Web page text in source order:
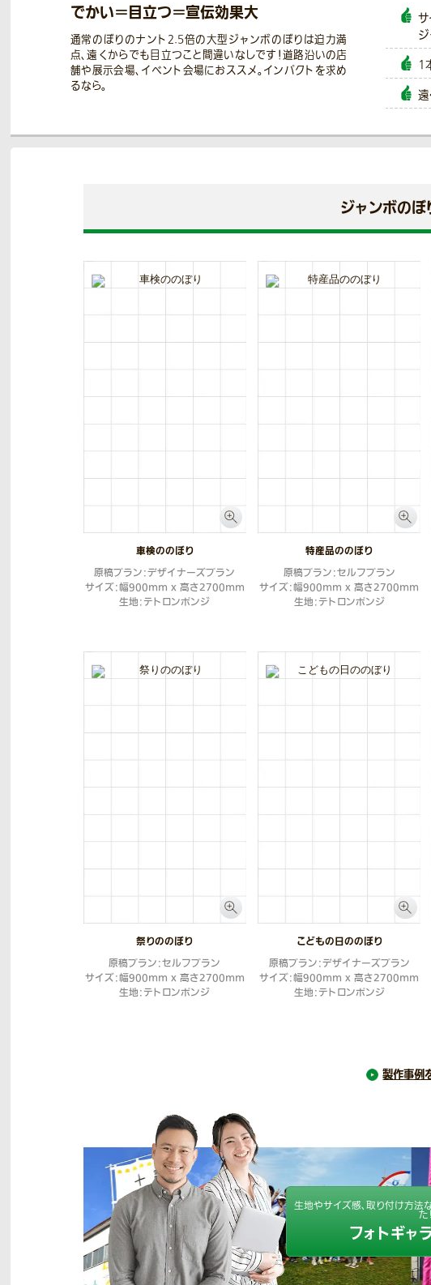
でかい＝目立つ＝宣伝効果大
通常のぼりのナント2.5倍の大型ジャンボのぼりは迫力満
点、遠くからでも目立つこと間違いなしです！道路沿いの店
舗や展示会場、イベント会場におススメ。インパクトを求め
るなら。
1
遠
ジャンボの
車検ののぼり
原稿プラン：デザイナーズプラン
サイズ：幅900mm x 高さ2700mm
生地：テトロンポンジ
特産品ののぼり
原稿プラン：セルフプラン
サイズ：幅900mm x 高さ2700mm
生地：テトロンポンジ
祭りののぼり
原稿プラン：セルフプラン
サイズ：幅900mm x 高さ2700mm
生地：テトロンポンジ
こどもの日ののぼり
原稿プラン：デザイナーズプラン
サイズ：幅900mm x 高さ2700mm
生地：テトロンポンジ
製作事例
生地やサイズ感、取り付け方法
た！
フォトギャ